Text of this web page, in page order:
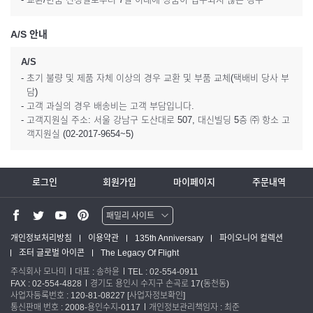
A/S 안내
A/S
- 초기 불량 및 제품 자체 이상의 경우 교환 및 부품 교체(택배비 당사 부
담)
- 고객 과실의 경우 배송비는 고객 부담입니다.
- 고객지원실 주소: 서울 강남구 도산대로 507, 대신빌딩 5층 ㈜ 항소 고
객지원실 (02-2017-9654~5)
로그인 회원가입 마이페이지 주문내역
패밀리 사이트
워터맨 쇼핑몰
파카 글로벌
개인정보처리방침 이용약관 135th Anniversary
파이오니어 컬렉션
조터 글로벌 아이콘
The Legacy Of Flight
주식회사 모나미
대표 : 송하윤
TEL : 02-554-0911
FAX : 02-554-4828
경기도 용인시 수지구 손곡로 17(동천동)
사업자등록번호 : 120-81-08227 [사업자정보확인]
통신판매 번호 : 2008-용인수지-0117
개인정보관리책임자 : 최준